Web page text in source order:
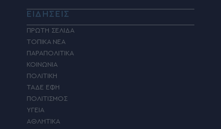
ΕΙΔΗΣΕΙΣ
ΠΡΩΤΗ ΣΕΛΙΔΑ
ΤΟΠΙΚΑ ΝΕΑ
ΠΑΡΑΠΟΛΙΤΙΚΑ
ΚΟΙΝΩΝΙΑ
ΠΟΛΙΤΙΚΗ
ΤΑΔΕ ΕΦΗ
ΠΟΛΙΤΙΣΜΟΣ
ΥΓΕΙΑ
ΑΘΛΗΤΙΚΑ